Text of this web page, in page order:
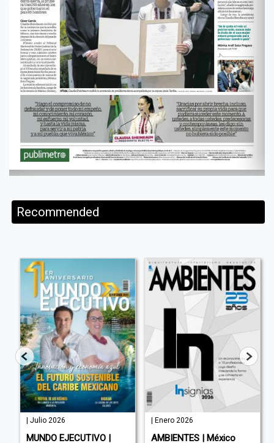
Recommended
| Julio 2026
MUNDO EJECUTIVO |
| Enero 2026
AMBIENTES | México